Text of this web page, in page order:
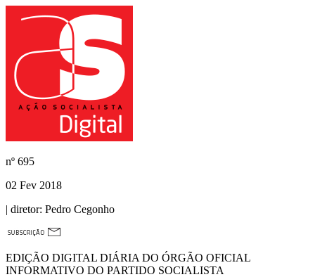
nº 695
02 Fev 2018
| diretor: Pedro Cegonho
EDIÇÃO DIGITAL DIÁRIA DO ÓRGÃO OFICIAL
INFORMATIVO DO PARTIDO SOCIALISTA